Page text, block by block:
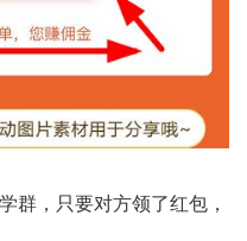
群，只要对方领了红包，